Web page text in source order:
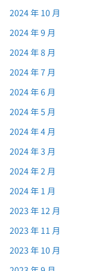
2024 年 10 月
2024 年 9 月
2024 年 8 月
2024 年 7 月
2024 年 6 月
2024 年 5 月
2024 年 4 月
2024 年 3 月
2024 年 2 月
2024 年 1 月
2023 年 12 月
2023 年 11 月
2023 年 10 月